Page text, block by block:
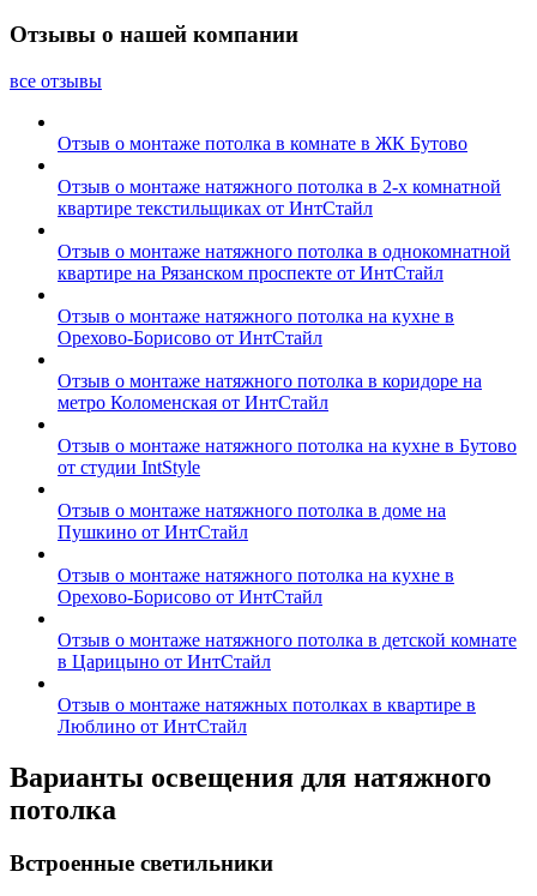
Отзывы о нашей компании
все отзывы
Отзыв о монтаже потолка в комнате в ЖК Бутово
Отзыв о монтаже натяжного потолка в 2-х комнатной
квартире текстильщиках от ИнтСтайл
Отзыв о монтаже натяжного потолка в однокомнатной
квартире на Рязанском проспекте от ИнтСтайл
Отзыв о монтаже натяжного потолка на кухне в
Орехово-Борисово от ИнтСтайл
Отзыв о монтаже натяжного потолка в коридоре на
метро Коломенская от ИнтСтайл
Отзыв о монтаже натяжного потолка на кухне в Бутово
от студии IntStyle
Отзыв о монтаже натяжного потолка в доме на
Пушкино от ИнтСтайл
Отзыв о монтаже натяжного потолка на кухне в
Орехово-Борисово от ИнтСтайл
Отзыв о монтаже натяжного потолка в детской комнате
в Царицыно от ИнтСтайл
Отзыв о монтаже натяжных потолках в квартире в
Люблино от ИнтСтайл
Варианты освещения для натяжного
потолка
Встроенные светильники